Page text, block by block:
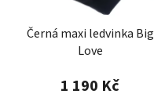
Černá maxi ledvinka Big
Love
1 190 Kč